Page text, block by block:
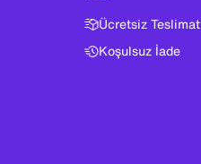
Ücretsiz Teslimat
Koşulsuz İade